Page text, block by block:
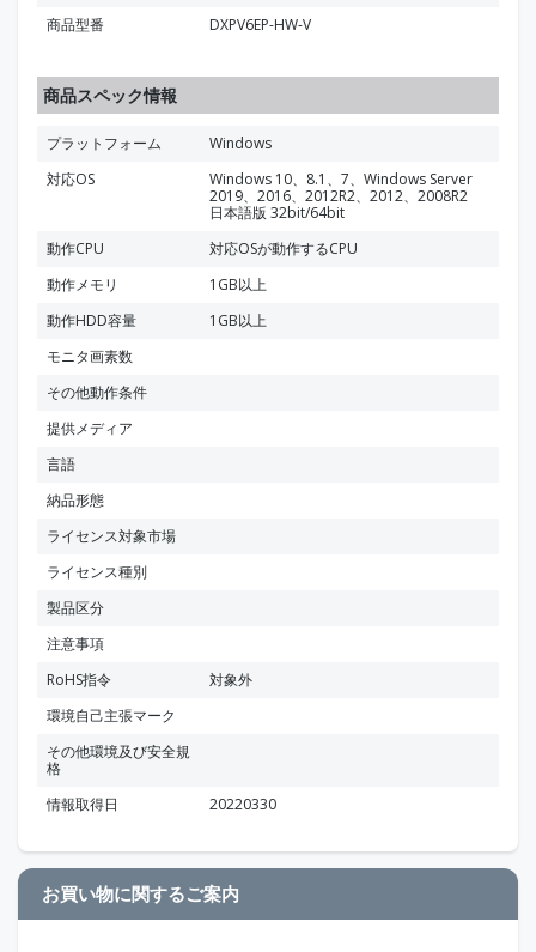
商品型番
DXPV6EP-HW-V
商品スペック情報
プラットフォーム
Windows
対応OS
Windows 10、8.1、7、Windows Server
2019、2016、2012R2、2012、2008R2
日本語版 32bit/64bit
動作CPU
対応OSが動作するCPU
動作メモリ
1GB以上
動作HDD容量
1GB以上
モニタ画素数
その他動作条件
提供メディア
言語
納品形態
ライセンス対象市場
ライセンス種別
製品区分
注意事項
RoHS指令
対象外
環境自己主張マーク
その他環境及び安全規
格
情報取得日
20220330
お買い物に関するご案内